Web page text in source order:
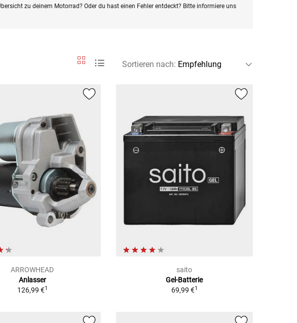
zu deinem Motorrad? Oder du hast einen Fehler entdeckt? Bitte informiere uns
Sortieren nach:
ARROWHEAD
Anlasser
126,99 €1
saito
Gel-Batterie
69,99 €1